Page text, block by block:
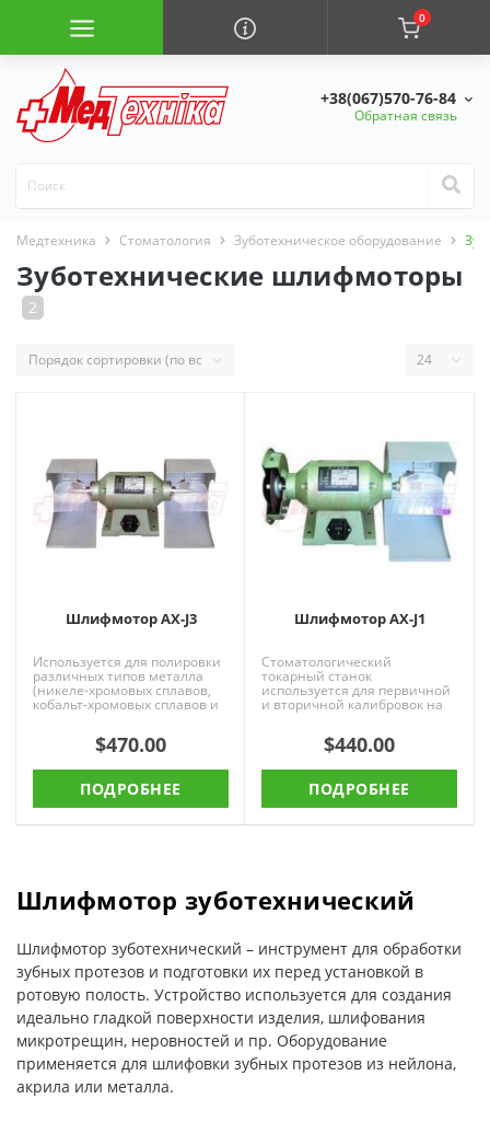
0
+38(067)570-76-84
Обратная связь
Медтехника Стоматология Зуботехническое оборудование
Зуботехнические шлифмоторы
Шлифмотор AX-J3
Используется для полировки
различных типов металла
(никеле-хромовых сплавов,
кобальт-хромовых сплавов и
нержавеющей стали),
пластиковых протезов, дент..
$470.00
ПОДРОБНЕЕ
Шлифмотор АX-J1
Стоматологический
токарный станок
используется для первичной
и вторичной калибровок на
литье. Он, также может
использоваться для
механической полировк..
$440.00
ПОДРОБНЕЕ
Шлифмотор зуботехнический
Шлифмотор зуботехнический – инструмент для обработки
зубных протезов и подготовки их перед установкой в
ротовую полость. Устройство используется для создания
идеально гладкой поверхности изделия, шлифования
микротрещин, неровностей и пр. Оборудование
применяется для шлифовки зубных протезов из нейлона,
акрила или металла.